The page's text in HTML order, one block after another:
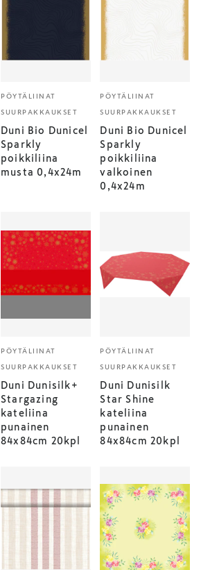
PÖYTÄLIINAT
SUURPAKKAUKSET
Duni Bio Dunicel
Sparkly
poikkiliina
musta 0,4x24m
PÖYTÄLIINAT
SUURPAKKAUKSET
Duni Bio Dunicel
Sparkly
poikkiliina
valkoinen
0,4x24m
PÖYTÄLIINAT
SUURPAKKAUKSET
Duni Dunisilk+
Stargazing
kateliina
punainen
84x84cm 20kpl
PÖYTÄLIINAT
SUURPAKKAUKSET
Duni Dunisilk
Star Shine
kateliina
punainen
84x84cm 20kpl